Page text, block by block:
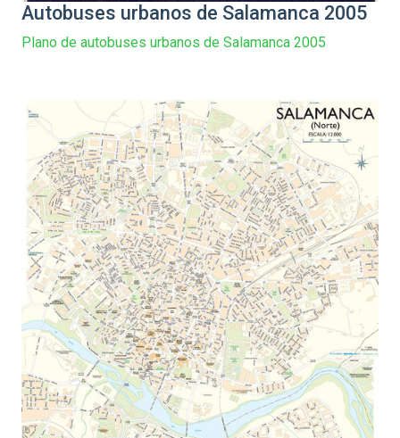
Autobuses urbanos de Salamanca 2005
Plano de autobuses urbanos de Salamanca 2005